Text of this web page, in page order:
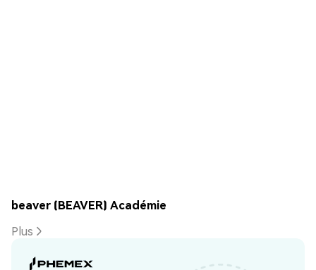
beaver (BEAVER) Académie
Plus